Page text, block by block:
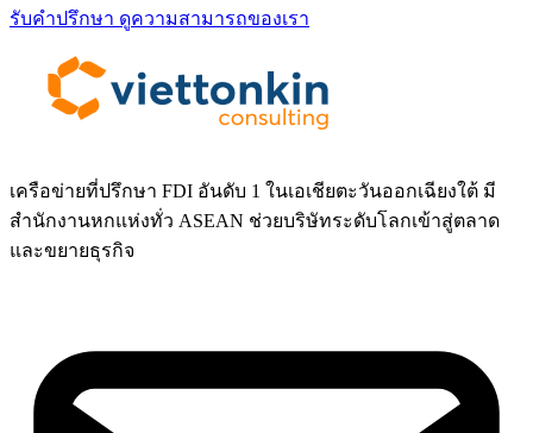
รับคำปรึกษา ดูความสามารถของเรา
เครือข่ายที่ปรึกษา FDI อันดับ 1 ในเอเชียตะวันออกเฉียงใต้ มี
สำนักงานหกแห่งทั่ว ASEAN ช่วยบริษัทระดับโลกเข้าสู่ตลาด
และขยายธุรกิจ